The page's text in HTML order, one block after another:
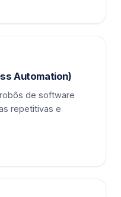
Automation)
de software
repetitivas e